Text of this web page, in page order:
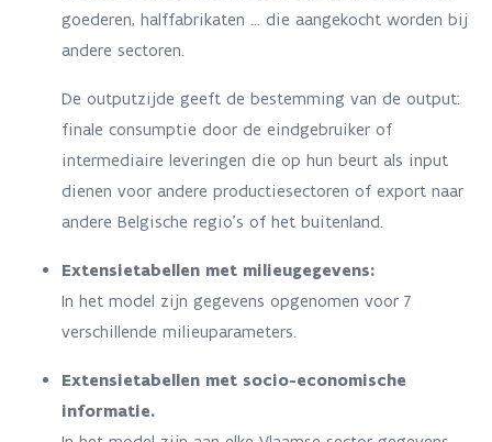
goederen, halffabrikaten ... die aangekocht worden bij
andere sectoren.
De outputzijde geeft de bestemming van de output:
finale consumptie door de eindgebruiker of
intermediaire leveringen die op hun beurt als input
dienen voor andere productiesectoren of export naar
andere Belgische regio's of het buitenland.
Extensietabellen met milieugegevens:
In het model zijn gegevens opgenomen voor 7
verschillende milieuparameters.
Extensietabellen met socio-economische
informatie.